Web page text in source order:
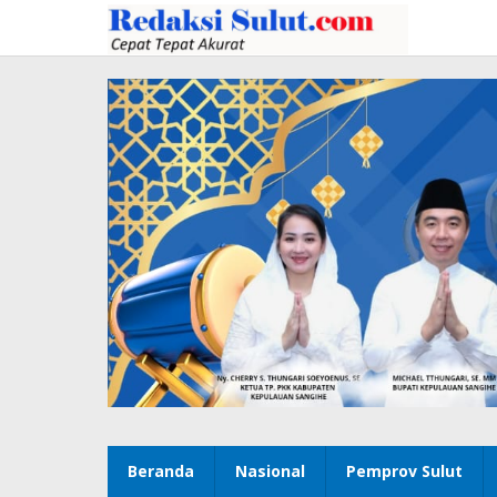
konten
Beranda Nasional Pemprov Sulut